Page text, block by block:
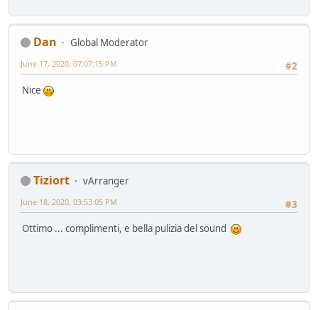
Dan
Global Moderator
#2
June 17, 2020, 07:07:15 PM
Nice
Tiziort
vArranger
#3
June 18, 2020, 03:53:05 PM
Ottimo ... complimenti, e bella pulizia del sound